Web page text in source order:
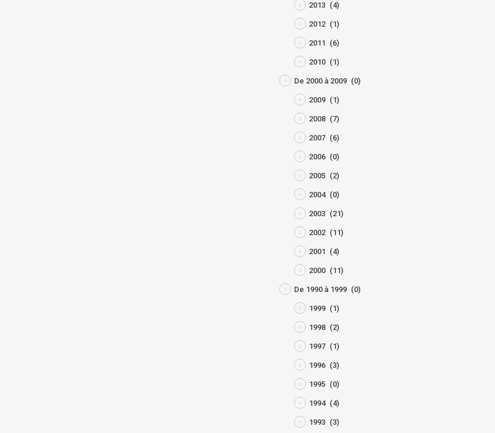
2013 (4)
2012 (1)
2011 (6)
2010 (1)
De 2000 à 2009 (0)
2009 (1)
2008 (7)
2007 (6)
2006 (0)
2005 (2)
2004 (0)
2003 (21)
2002 (11)
2001 (4)
2000 (11)
De 1990 à 1999 (0)
1999 (1)
1998 (2)
1997 (1)
1996 (3)
1995 (0)
1994 (4)
1993 (3)